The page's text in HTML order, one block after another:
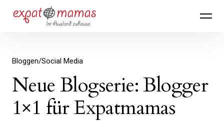
überspringen
Expatmamas – im Ausland zuhause
Bloggen/Social Media
Neue Blogserie: Blogger
1×1 für Expatmamas